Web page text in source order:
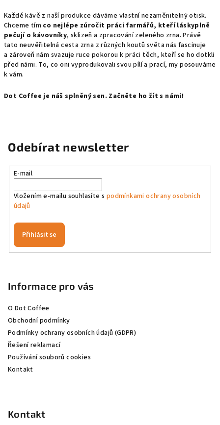
Každé kávě z naší produkce dáváme vlastní nezaměnitelný otisk.
Chceme tím co nejlépe zúročit práci farmářů, kteří láskyplně
pečují o kávovníky, sklizeň a zpracování zeleného zrna. Právě
tato neuvěřitelná cesta zrna z různých koutů světa nás fascinuje
a zároveň nám svazuje ruce pokorou k práci těch, kteří se ho dotkli
před námi. To, co oni vyprodukovali svou pílí a prací, my posouváme
k vám.
Dot Coffee je náš splněný sen. Začněte ho žít s námi!
Odebírat newsletter
E-mail
Vložením e-mailu souhlasíte s podmínkami ochrany osobních
údajů
Přihlásit se
Informace pro vás
O Dot Coffee
Obchodní podmínky
Podmínky ochrany osobních údajů (GDPR)
Řešení reklamací
Používání souborů cookies
Kontakt
Kontakt